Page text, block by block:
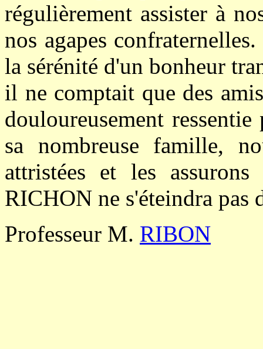
régulièrement assister à
nos agapes
la sérénité d'un bonheur
il ne comptait que des
douloureusement
sa nombreuse famille,
attristées et les
RICHON ne s'éteindra pas
Professeur M. RIBON